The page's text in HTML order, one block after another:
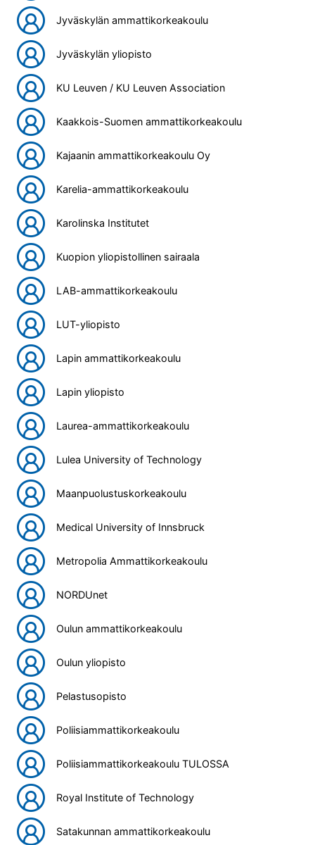
Jyväskylän ammattikorkeakoulu
Jyväskylän yliopisto
KU Leuven / KU Leuven Association
Kaakkois-Suomen ammattikorkeakoulu
Kajaanin ammattikorkeakoulu Oy
Karelia-ammattikorkeakoulu
Karolinska Institutet
Kuopion yliopistollinen sairaala
LAB-ammattikorkeakoulu
LUT-yliopisto
Lapin ammattikorkeakoulu
Lapin yliopisto
Laurea-ammattikorkeakoulu
Lulea University of Technology
Maanpuolustuskorkeakoulu
Medical University of Innsbruck
Metropolia Ammattikorkeakoulu
NORDUnet
Oulun ammattikorkeakoulu
Oulun yliopisto
Pelastusopisto
Poliisiammattikorkeakoulu
Poliisiammattikorkeakoulu TULOSSA
Royal Institute of Technology
Satakunnan ammattikorkeakoulu